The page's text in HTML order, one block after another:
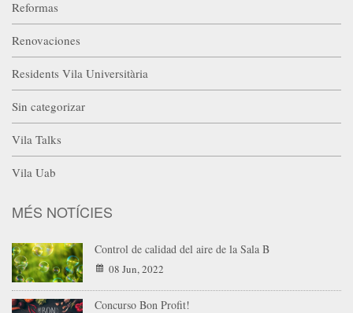
Reformas
Renovaciones
Residents Vila Universitària
Sin categorizar
Vila Talks
Vila Uab
MÉS NOTÍCIES
Control de calidad del aire de la Sala B
08 Jun, 2022
Concurso Bon Profit!